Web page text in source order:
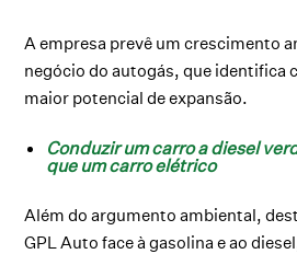
A empresa prevê um crescimento
negócio do autogás, que identifica
maior potencial de expansão.
Conduzir um carro a diesel
que um carro elétrico
Além do argumento ambiental,
GPL Auto face à gasolina e ao